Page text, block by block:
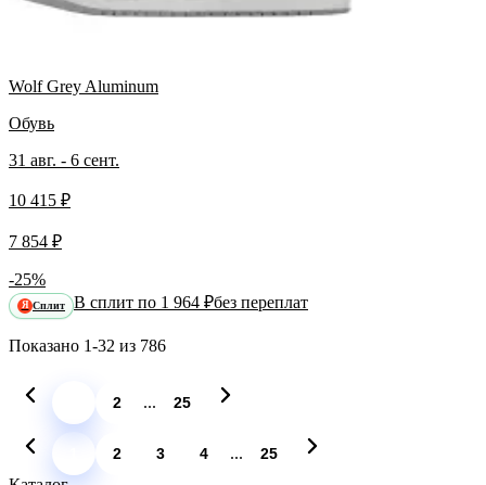
Wolf Grey Aluminum
Обувь
31 авг. - 6 сент.
10 415 ₽
7 854 ₽
-25%
Я Сплит В сплит по 1 964 ₽без переплат
Показано 1-32 из 786
2 ... 25
2 3 4 ... 25